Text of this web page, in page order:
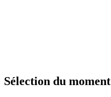
Sélection du moment